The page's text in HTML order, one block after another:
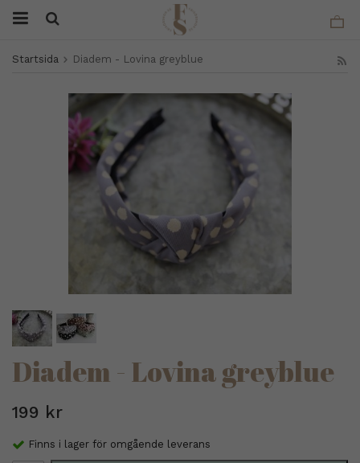
Startsida Diadem - Lovina greyblue
Diadem - Lovina greyblue
199 kr
Finns i lager för omgående leverans